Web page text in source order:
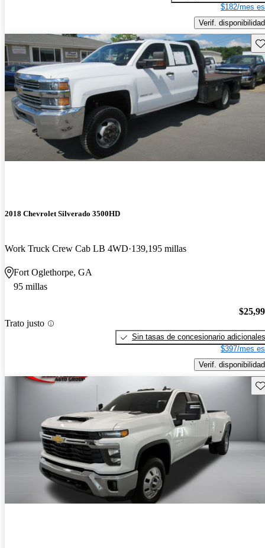
$182/mes
Verif. disponibilidad
2018 Chevrolet Silverado 3500HD
Work Truck Crew Cab LB 4WD 139,195 millas
Fort Oglethorpe, GA
95 millas
Trato justo
Sin tasas de concesionario adicionales
$397/mes
Verif. disponibilidad